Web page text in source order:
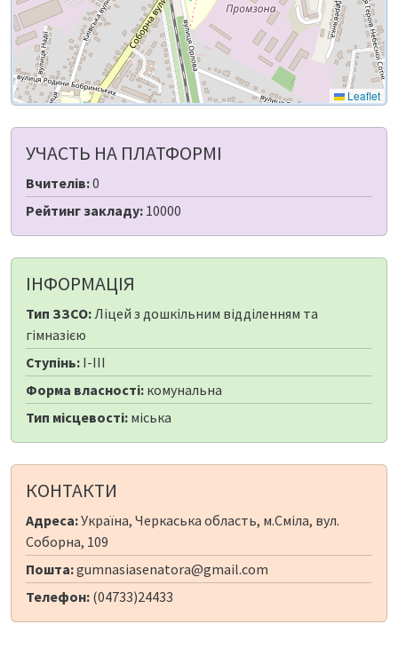
Leaflet
УЧАСТЬ НА ПЛАТФОРМІ
Вчителів:0
Рейтинг закладу: 10000
ІНФОРМАЦІЯ
Тип ЗЗСО:Ліцей з дошкільним відділенням та
гімназією
Ступінь: I-III
Форма власності: комунальна
Тип місцевості: міська
КОНТАКТИ
Адреса:Україна, Черкаська область, м.Сміла, вул.
Соборна, 109
Пошта:gumnasiasenatora@gmail.com
Телефон: (04733)24433